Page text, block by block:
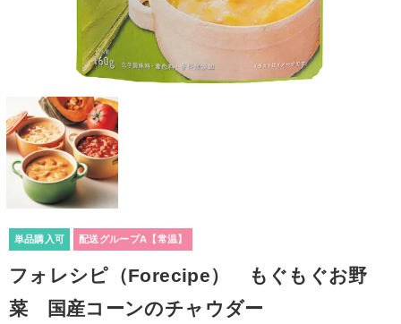
単品購入可 配送グループA【常温】
フォレシピ（Forecipe） もぐもぐお野
菜 国産コーンのチャウダー